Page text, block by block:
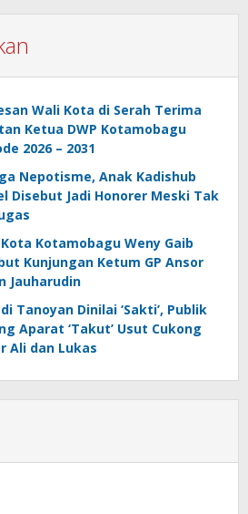
Wali Kota di Serah Terima
Ketua DWP Kotamobagu
2026 – 2031
Nepotisme, Anak Kadishub
Disebut Jadi Honorer Meski Tak
Kotamobagu Weny Gaib
Kunjungan Ketum GP Ansor
Jauharudin
di Tanoyan Dinilai ‘Sakti’, Publik
Aparat ‘Takut’ Usut Cukong
Ali dan Lukas